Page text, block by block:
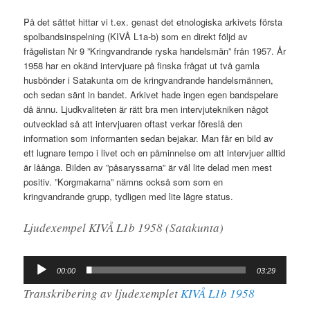
På det sättet hittar vi t.ex. genast det etnologiska arkivets första
spolbandsinspelning (KIVÅ L1a-b) som en direkt följd av
frågelistan Nr 9 ”Kringvandrande ryska handelsmän” från 1957. År
1958 har en okänd intervjuare på finska frågat ut två gamla
husbönder i Satakunta om de kringvandrande handelsmännen,
och sedan sänt in bandet. Arkivet hade ingen egen bandspelare
då ännu. Ljudkvaliteten är rätt bra men intervjutekniken något
outvecklad så att intervjuaren oftast verkar föreslå den
information som informanten sedan bejakar. Man får en bild av
ett lugnare tempo i livet och en påminnelse om att intervjuer alltid
är låånga. Bilden av ”påsaryssarna” är väl lite delad men mest
positiv. ”Korgmakarna” nämns också som som en
kringvandrande grupp, tydligen med lite lägre status.
Ljudexempel KIVÅ L1b 1958 (Satakunta)
Ljudspelare
00:00 03:29
Transkribering av ljudexempletKIVÅ L1b 1958